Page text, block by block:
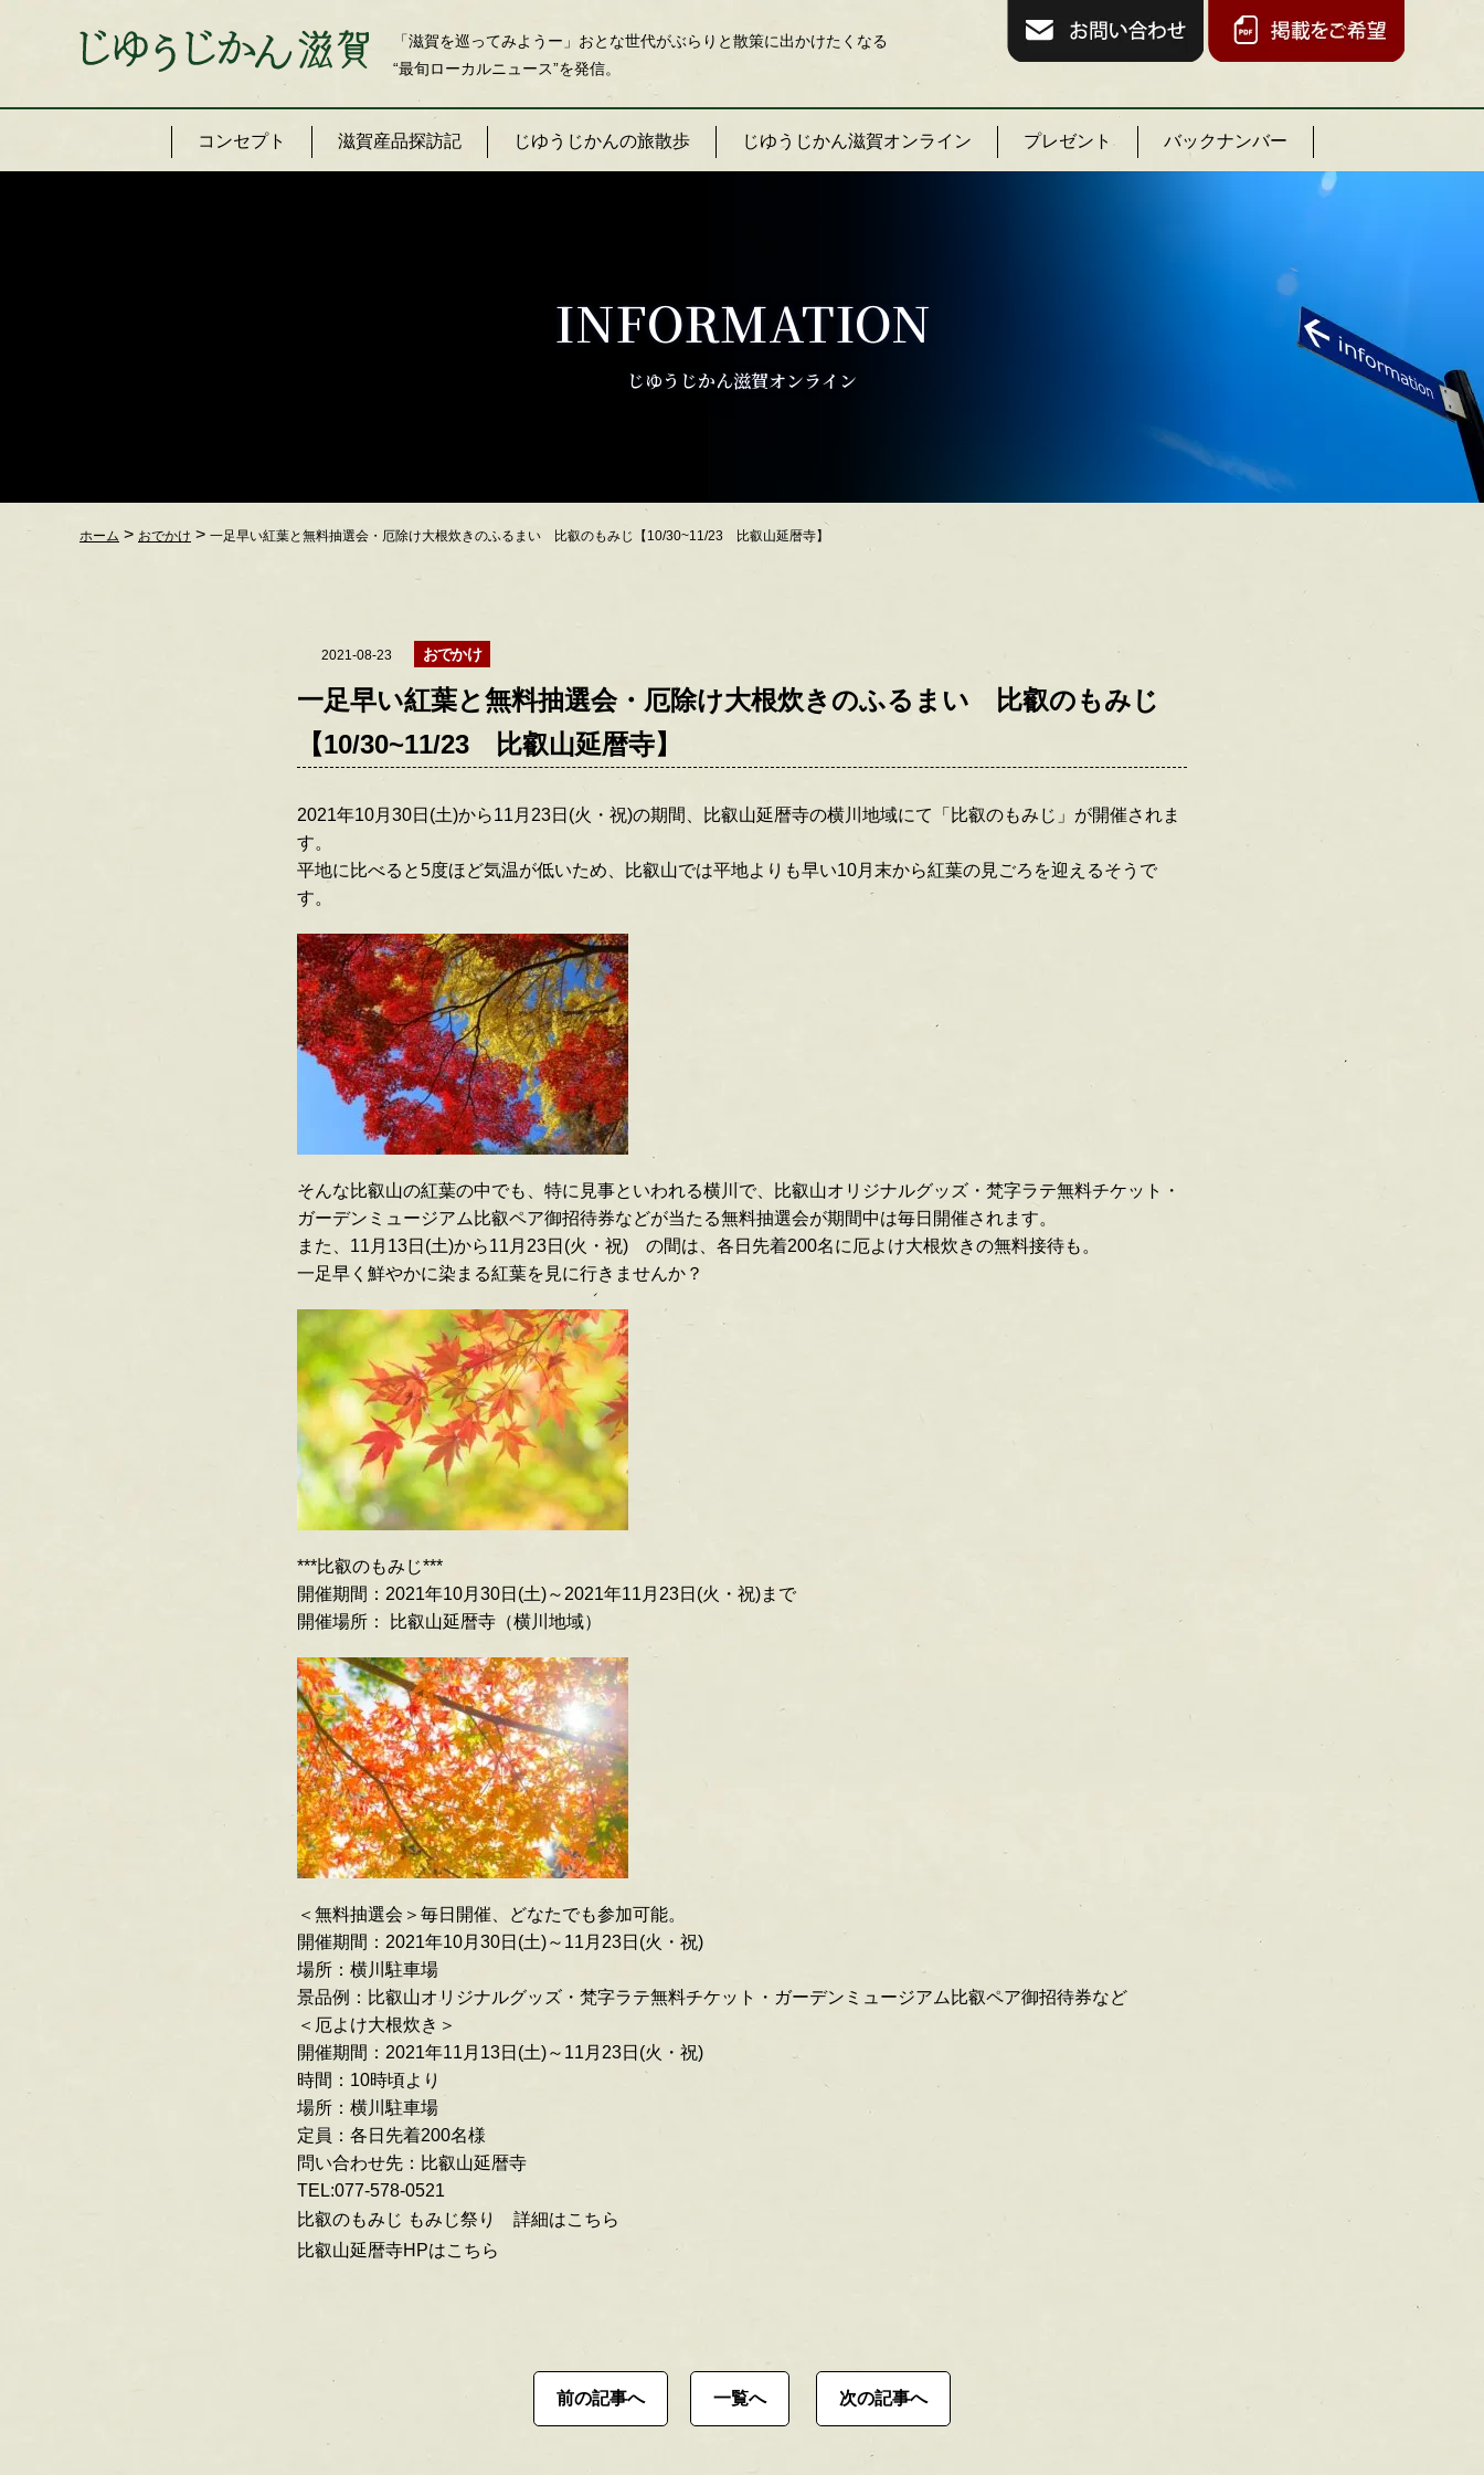
「滋賀を巡ってみようー」おとな世代がぶらりと散策に出かけたくなる
“最旬ローカルニュース”を発信。
コンセプト 滋賀産品探訪記 じゆうじかんの旅散歩 じゆうじかん滋賀オンライン プレゼント バックナンバー
INFORMATION
じゆうじかん滋賀オンライン
ホーム > おでかけ > 一足早い紅葉と無料抽選会・厄除け大根炊きのふるまい 比叡のもみじ【10/30~11/23 比叡山延暦寺】
2021-08-23 おでかけ
一足早い紅葉と無料抽選会・厄除け大根炊きのふるまい 比叡のもみじ
【10/30~11/23 比叡山延暦寺】
2021年10月30日(土)から11月23日(火・祝)の期間、比叡山延暦寺の横川地域にて「比叡のもみじ」が開催されま
す。
平地に比べると5度ほど気温が低いため、比叡山では平地よりも早い10月末から紅葉の見ごろを迎えるそうで
す。
そんな比叡山の紅葉の中でも、特に見事といわれる横川で、比叡山オリジナルグッズ・梵字ラテ無料チケット・
ガーデンミュージアム比叡ペア御招待券などが当たる無料抽選会が期間中は毎日開催されます。
また、11月13日(土)から11月23日(火・祝) の間は、各日先着200名に厄よけ大根炊きの無料接待も。
一足早く鮮やかに染まる紅葉を見に行きませんか？
***比叡のもみじ***
開催期間：2021年10月30日(土)～2021年11月23日(火・祝)まで
開催場所： 比叡山延暦寺（横川地域）
＜無料抽選会＞毎日開催、どなたでも参加可能。
開催期間：2021年10月30日(土)～11月23日(火・祝)
場所：横川駐車場
景品例：比叡山オリジナルグッズ・梵字ラテ無料チケット・ガーデンミュージアム比叡ペア御招待券など
＜厄よけ大根炊き＞
開催期間：2021年11月13日(土)～11月23日(火・祝)
時間：10時頃より
場所：横川駐車場
定員：各日先着200名様
問い合わせ先：比叡山延暦寺
TEL:077-578-0521
比叡のもみじ もみじ祭り 詳細はこちら
比叡山延暦寺HPはこちら
前の記事へ 一覧へ 次の記事へ